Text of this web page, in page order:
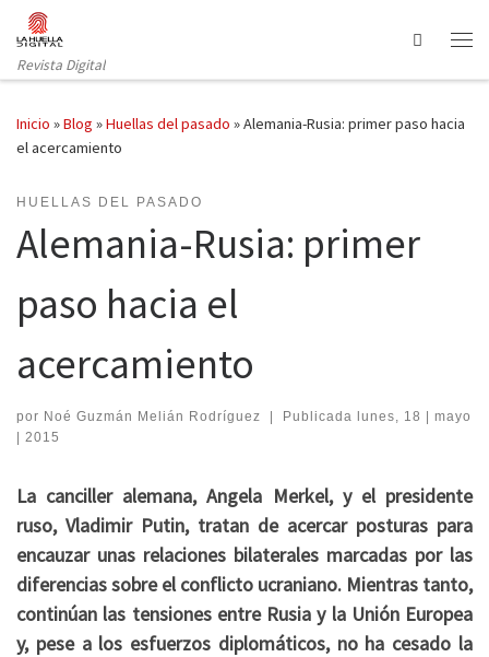
Saltar al contenido
Revista Digital
Search
Inicio »Blog »Huellas del pasado »Alemania-Rusia: primer paso hacia
el acercamiento
HUELLAS DEL PASADO
Alemania-Rusia: primer
paso hacia el
acercamiento
por Noé Guzmán Melián Rodríguez | Publicada lunes, 18 | mayo
| 2015
La canciller alemana, Angela Merkel, y el presidente
ruso, Vladimir Putin, tratan de acercar posturas para
encauzar unas relaciones bilaterales marcadas por las
diferencias sobre el conflicto ucraniano. Mientras tanto,
continúan las tensiones entre Rusia y la Unión Europea
y, pese a los esfuerzos diplomáticos, no ha cesado la